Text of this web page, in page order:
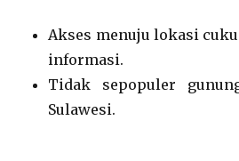
Akses menuju lokasi
informasi.
Tidak sepopuler
Sulawesi.